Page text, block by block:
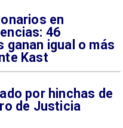
en
46
ganan igual o más
Kast
por hinchas de
de Justicia